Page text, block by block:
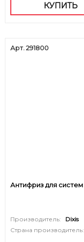
КУПИТЬ
Арт. 291800
Антифриз для систем
Производитель:
Dixis
Страна производитель: